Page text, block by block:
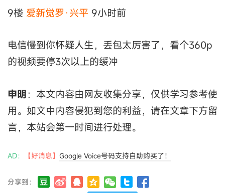
9楼 爱新觉罗·兴平 9小时前
电信慢到你怀疑人生，丢包太厉害了，看个360p
的视频要停3次以上的缓冲
申明：本文内容由网友收集分享，仅供学习参考使
用。如文中内容侵犯到您的利益，请在文章下方留
言，本站会第一时间进行处理。
AD： 【好消息】 Google Voice号码支持自助购买了！
分享到：